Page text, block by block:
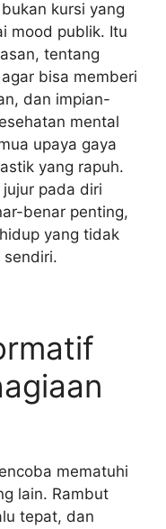
kursi yang
mood publik. Itu
tentang
bisa memberi
dan impian-
mental
upaya gaya
yang rapuh.
pada diri
benar penting,
yang tidak
mematuhi
lain. Rambut
tepat, dan